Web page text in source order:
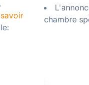
chambre